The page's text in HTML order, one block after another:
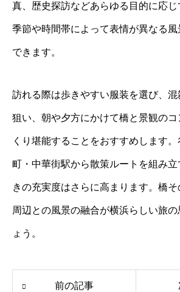
真、歴史探訪などあらゆる目的に応じ
季節や時間帯によって表情が異なる
できます。
訪れる際は歩きやすい服装を選び、
狙い、朝や夕方にかけて橋と景観の
くり堪能することをおすすめします
町・中華街駅から散策ルートを組み
きの充実度はさらに高まります。橋そ
周辺との風景の融合が横浜らしい旅
ょう。
前の記事